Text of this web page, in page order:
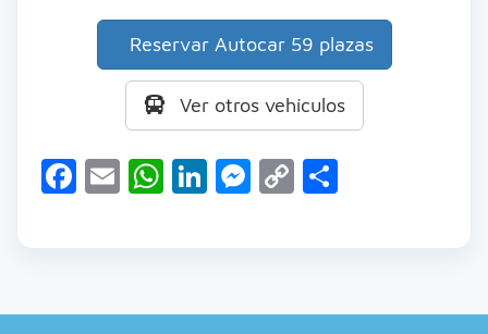
Reservar Autocar 59 plazas
Ver otros vehículos
Facebook
EmailWhatsApp
LinkedIn
Messenger
Copy